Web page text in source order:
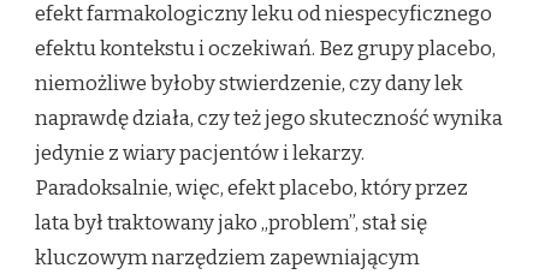
efekt farmakologiczny leku od niespecyficznego
efektu kontekstu i oczekiwań. Bez grupy placebo,
niemożliwe byłoby stwierdzenie, czy dany lek
naprawdę działa, czy też jego skuteczność wynika
jedynie z wiary pacjentów i lekarzy.
Paradoksalnie, więc, efekt placebo, który przez
lata był traktowany jako „problem”, stał się
kluczowym narzędziem zapewniającym